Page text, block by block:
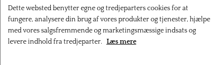
Dette websted benytter egne og tredjeparters cookies for at
fungere, analysere din brug af vores produkter og tjenester, hjælpe
med vores salgsfremmende og marketingsmæssige indsats og
levere indhold fra tredjeparter. Læs mere